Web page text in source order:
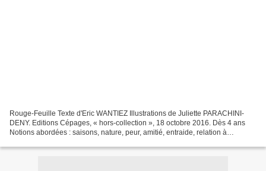
Rouge-Feuille Texte d'Eric WANTIEZ Illustrations de Juliette PARACHINI-
DENY. Editions Cépages, « hors-collection », 18 octobre 2016. Dès 4 ans
Notions abordées : saisons, nature, peur, amitié, entraide, relation à